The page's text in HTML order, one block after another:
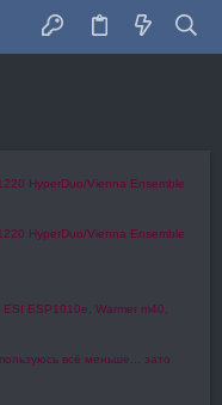
HyperDuo/Vienna Ensemble
HyperDuo/Vienna Ensemble
ESP1010e, Warmer m40,
всё меньше... зато